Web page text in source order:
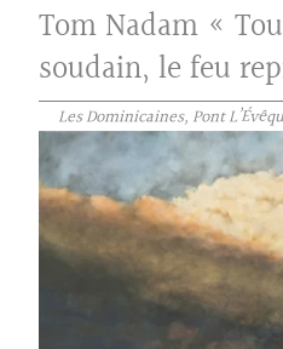
Tom Nadam «
soudain, le feu
Les Dominicaines, Pont